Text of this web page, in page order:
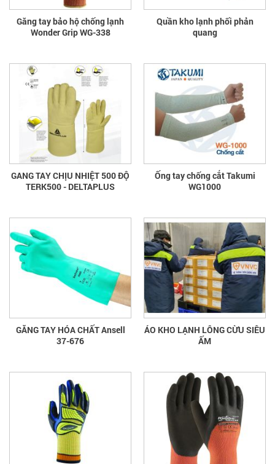
Găng tay bảo hộ chống lạnh
Wonder Grip WG-338
Quần kho lạnh phối phản
quang
GANG TAY CHỊU NHIỆT 500 ĐỘ
TERK500 - DELTAPLUS
Ống tay chống cắt Takumi
WG1000
GĂNG TAY HÓA CHẤT Ansell
37-676
ÁO KHO LẠNH LÔNG CỪU SIÊU
ẤM